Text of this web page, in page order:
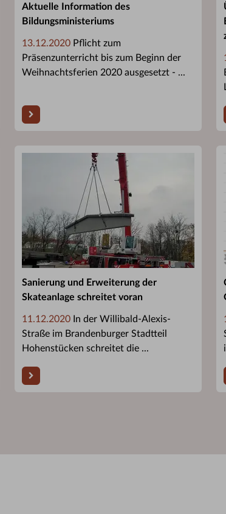
Aktuelle Information des
Bildungsministeriums
13.12.2020 Pflicht zum
Präsenzunterricht bis zum Beginn der
Weihnachtsferien 2020 ausgesetzt - ...
Sanierung und Erweiterung der
Skateanlage schreitet voran
11.12.2020 In der Willibald-Alexis-
Straße im Brandenburger Stadtteil
Hohenstücken schreitet die ...